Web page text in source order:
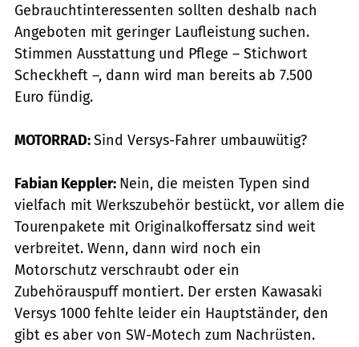
Gebrauchtinteressenten sollten deshalb nach
Angeboten mit geringer Laufleistung suchen.
Stimmen Ausstattung und Pflege – Stichwort
Scheckheft –, dann wird man bereits ab 7.500
Euro fündig.
MOTORRAD:Sind Versys-Fahrer umbauwütig?
Fabian Keppler: Nein, die meisten Typen sind
vielfach mit Werkszubehör bestückt, vor allem die
Tourenpakete mit Originalkoffersatz sind weit
verbreitet. Wenn, dann wird noch ein
Motorschutz verschraubt oder ein
Zubehörauspuff montiert. Der ersten Kawasaki
Versys 1000 fehlte leider ein Hauptständer, den
gibt es aber von SW-Motech zum Nachrüsten.